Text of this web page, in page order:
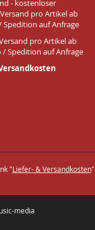
- kostenloser
pro Artikel ab
Spedition auf Anfrage
pro Artikel ab
/ Spedition auf Anfrage
"Liefer- & Versandkosten"
media